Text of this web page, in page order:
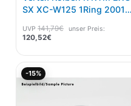
SX XC-W125 1Ring 2001-
UVP 141,79€ unser Preis:
120,52€
-15%
war:
ist: